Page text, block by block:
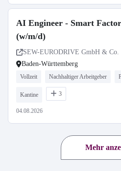
AI Engineer - Smart
(w/m/d)
SEW-EURODRIVE GmbH & Co.
Baden-Württemberg
Vollzeit Nachhaltiger Arbeitgeber
Kantine 3
04.08.2026
Mehr